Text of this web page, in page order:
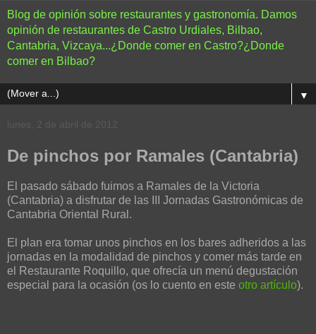
Blog de opinión sobre restaurantes y gastronomía. Damos
opinión de restaurantes de Castro Urdiales, Bilbao,
Cantabria, Vizcaya...¿Donde comer en Castro?¿Donde
comer en Bilbao?
▼
lunes, 2 de abril de 2012
De pinchos por Ramales (Cantabria)
El pasado sábado fuimos a Ramales de la Victoria
(Cantabria) a disfrutar de las III Jornadas Gastronómicas de
Cantabria Oriental Rural.
El plan era tomar unos pinchos en los bares adheridos a las
jornadas en la modalidad de pinchos y comer más tarde en
el Restaurante Roquillo, que ofrecía un menú degustación
especial para la ocasión (os lo cuento en este otro artículo).